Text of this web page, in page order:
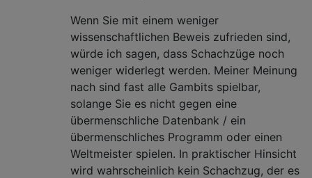
Wenn Sie mit einem weniger
wissenschaftlichen Beweis zufrieden sind,
würde ich sagen, dass Schachzüge noch
weniger widerlegt werden. Meiner Meinung
nach sind fast alle Gambits spielbar,
solange Sie es nicht gegen eine
übermenschliche Datenbank / ein
übermenschliches Programm oder einen
Weltmeister spielen. In praktischer Hinsicht
wird wahrscheinlich kein Schachzug, der es